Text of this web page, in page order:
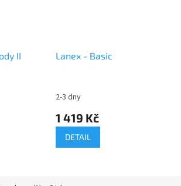
II Lanex - Basic
2-3 dny
1 419 Kč
DETAIL